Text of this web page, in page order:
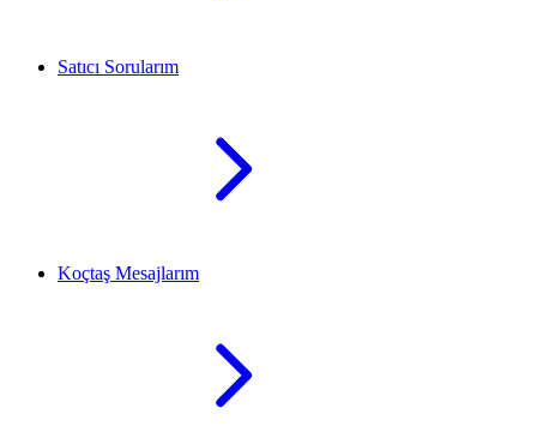
Satıcı Sorularım
Koçtaş Mesajlarım